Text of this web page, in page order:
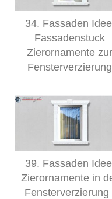
34. Fassaden
Fassadenstuck
Zierornamente zur
Fensterverzierung
39. Fassaden
Zierornamente in
Fensterverzierung